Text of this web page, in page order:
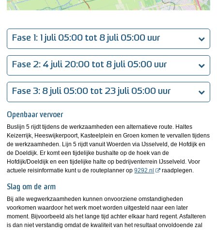
Fase 1: 1 juli 05:00 tot 8 juli 05:00 uur
Fase 2: 4 juli 20:00 tot 8 juli 05:00 uur
Fase 3: 8 juli 05:00 tot 23 juli 05:00 uur
Openbaar vervoer
Buslijn 5 rijdt tijdens de werkzaamheden een alternatieve route. Haltes
Keizerrijk, Heeswijkerpoort, Kasteelplein en Groen komen te vervallen tijdens
de werkzaamheden. Lijn 5 rijdt vanuit Woerden via IJsselveld, de Hofdijk en
de Doeldijk. Er komt een tijdelijke bushalte op de hoek van de
Hofdijk/Doeldijk en een tijdelijke halte op bedrijventerrein IJsselveld. Voor
actuele reisinformatie kunt u de routeplanner op9292.nl raadplegen.
Slag om de arm
Bij alle wegwerkzaamheden kunnen onvoorziene omstandigheden
voorkomen waardoor het werk moet worden uitgesteld naar een later
moment. Bijvoorbeeld als het lange tijd achter elkaar hard regent. Asfalteren
is dan niet verstandig omdat de kwaliteit van het resultaat onvoldoende zal